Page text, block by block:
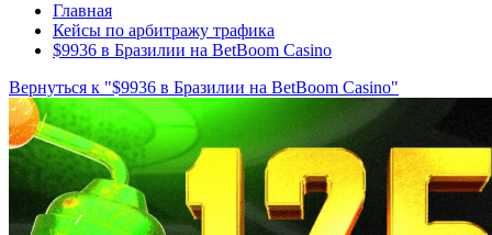
Главная
Кейсы по арбитражу трафика
$9936 в Бразилии на BetBoom Casino
Вернуться к "$9936 в Бразилии на BetBoom Casino"